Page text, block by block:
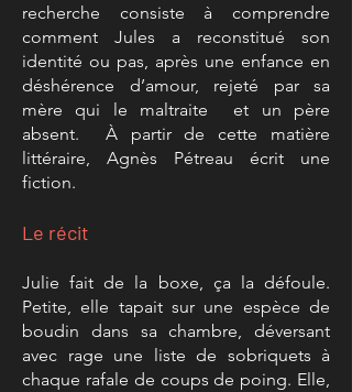
recherche consiste à comprendre
comment Jules a reconstitué son
identité ou pas, après une enfance en
déshérence d’amour, rejeté par sa
mère qui le maltraite et un père
absent. À partir de cette matière
littéraire, Agnès Pétreau écrit une
fiction.
Le récit
Julie fait de la boxe, ça la défoule.
Petite, elle tapait sur une espèce de
boudin dans sa chambre, déversant
avec rage une liste de sobriquets à
chaque rafale de coups de poing. Elle,